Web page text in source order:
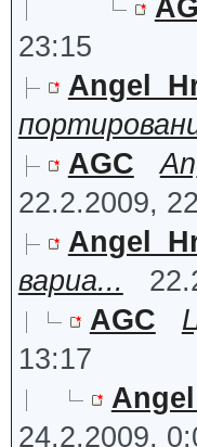
23:15
AGC
22.2.2009,
вариа...
AGC
13:17
24.2.2009,